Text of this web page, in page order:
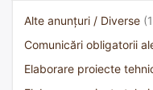
Alte anunțuri / Diverse
Comunicări obligatorii
Elaborare proiecte